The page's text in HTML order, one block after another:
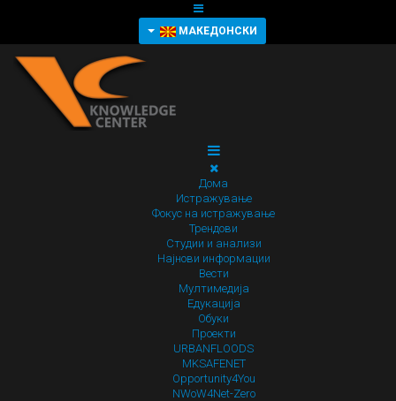
МАКЕДОНСКИ
Дома
Истражување
Фокус на истражување
Трендови
Студии и анализи
Најнови информации
Вести
Мултимедија
Едукација
Обуки
Проекти
URBANFLOODS
MKSAFENET
Opportunity4You
NWoW4Net-Zero